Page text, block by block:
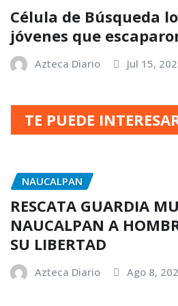
Célula de Búsqueda
jóvenes que
Azteca Diario Jul 15,
TE PUEDE
NAUCALPAN
RESCATA GUARDIA
NAUCALPAN A
SU LIBERTAD
Azteca Diario Ago 8,